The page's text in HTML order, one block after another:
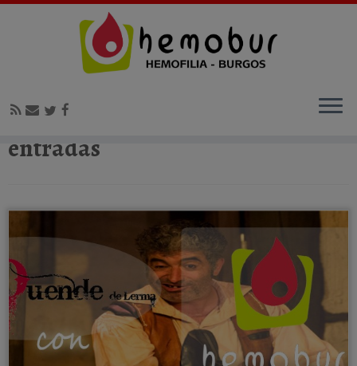
Inicio » entradas
entradas